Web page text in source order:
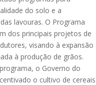
do solo e a
lavouras. O Programa
dos principais projetos de
visando à expansão
à produção de grãos.
o Governo do
o cultivo de cereais